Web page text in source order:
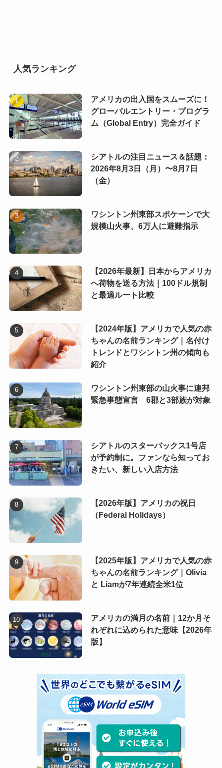
人気ランキング
アメリカの出入国をスムーズに！
グローバルエントリー・プログラ
ム（Global Entry）完全ガイド
シアトルの注目ニュース＆話題：
2026年8月3日（月）〜8月7日
（金）
ワシントン州東部スポケーンで大
規模山火事、6万人に避難指示
【2026年最新】日本からアメリカ
へ荷物を送る方法｜100ドル規制
と最適ルート比較
【2024年版】アメリカで人気の赤
ちゃんの名前ランキング｜名付け
トレンドとワシントン州の傾向も
紹介
ワシントン州東部の山火事に連邦
緊急事態宣言 6郡と3部族が対象
シアトルのスターバックス1号店
が予約制に。ファンなら知ってお
きたい、新しい入店方法
【2026年版】アメリカの祝日
（Federal Holidays）
【2025年版】アメリカで人気の赤
ちゃんの名前ランキング｜Olivia
と Liamが7年連続全米1位
アメリカの満月の名前｜12か月そ
れぞれに込められた意味【2026年
版】